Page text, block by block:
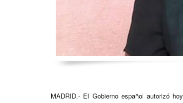
MADRID.- El Gobierno español autorizó